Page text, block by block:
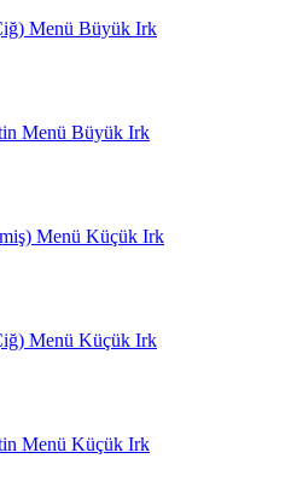
Menü Büyük Irk
Menü Büyük Irk
Menü Küçük Irk
Menü Küçük Irk
Menü Küçük Irk